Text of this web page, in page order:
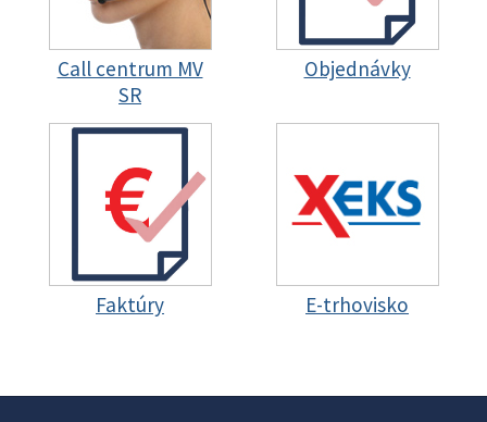
Call centrum MV
SR
Objednávky
Faktúry E-trhovisko